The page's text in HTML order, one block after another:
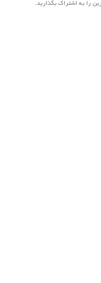
را به اشتراک بگذارید.